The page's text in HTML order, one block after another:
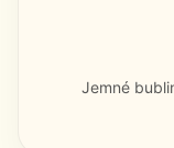
Jemné